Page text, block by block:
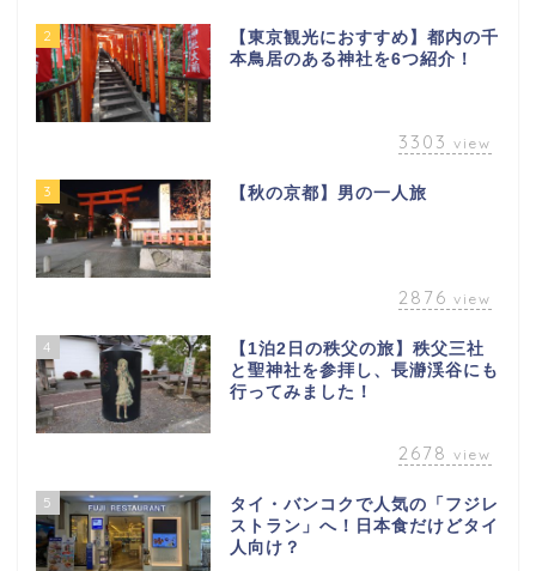
2
【東京観光におすすめ】都内の千
本鳥居のある神社を6つ紹介！
3303 view
3 【秋の京都】男の一人旅
2876 view
4
【1泊2日の秩父の旅】秩父三社
と聖神社を参拝し、長瀞渓谷にも
行ってみました！
2678 view
5
タイ・バンコクで人気の「フジレ
ストラン」へ！日本食だけどタイ
人向け？